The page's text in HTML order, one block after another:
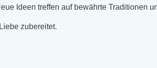
Ideen treffen auf bewährte Traditionen
zubereitet.